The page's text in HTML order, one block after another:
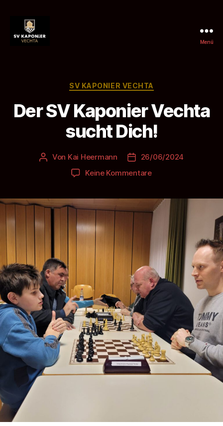
Menü
Kategorien
SV KAPONIER VECHTA
Der SV Kaponier Vechta
sucht Dich!
Beitragsautor
Von Kai Heermann Beitragsdatum
26/06/2024
Keine Kommentarezu
Kaponier
Vechta
sucht
Dich!